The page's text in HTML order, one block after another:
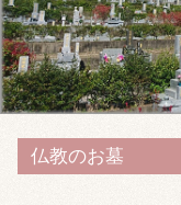
仏教のお墓